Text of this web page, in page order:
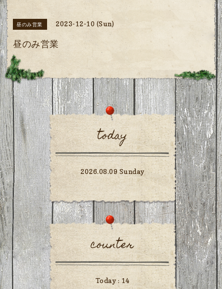
昼のみ営業 2023-12-10 (Sun)
昼のみ営業
today
2026.08.09 Sunday
counter
Today : 14